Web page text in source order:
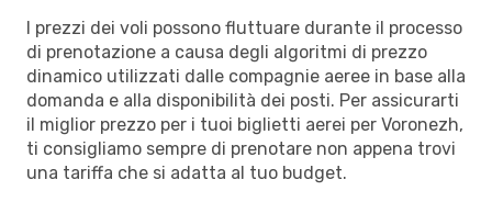
I prezzi dei voli possono fluttuare durante il processo
di prenotazione a causa degli algoritmi di prezzo
dinamico utilizzati dalle compagnie aeree in base alla
domanda e alla disponibilità dei posti. Per assicurarti
il miglior prezzo per i tuoi biglietti aerei per Voronezh,
ti consigliamo sempre di prenotare non appena trovi
una tariffa che si adatta al tuo budget.